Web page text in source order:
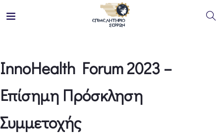
InnoHealth Forum 2023 –
Επίσημη Πρόσκληση
Συμμετοχής